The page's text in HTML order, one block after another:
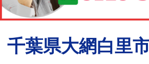
千葉県大網白里